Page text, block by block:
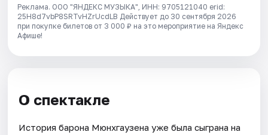
Реклама. ООО "ЯНДЕКС МУЗЫКА", ИНН: 9705121040 erid:
25H8d7vbP8SRTvHZrUcdLB Действует до 30 сентября 2026
при покупке билетов от 3 000 ₽ на это мероприятие на Яндекс
Афише!
О спектакле
История барона Мюнхгаузена уже была сыграна на